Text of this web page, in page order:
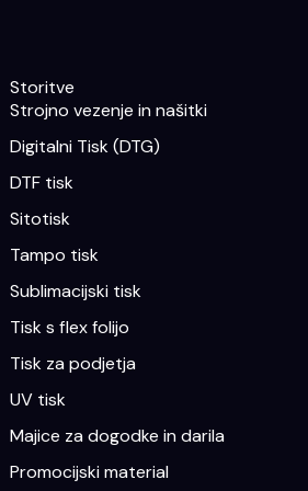
Storitve
Strojno vezenje in našitki
Digitalni Tisk (DTG)
DTF tisk
Sitotisk
Tampo tisk
Sublimacijski tisk
Tisk s flex folijo
Tisk za podjetja
UV tisk
Majice za dogodke in darila
Promocijski material